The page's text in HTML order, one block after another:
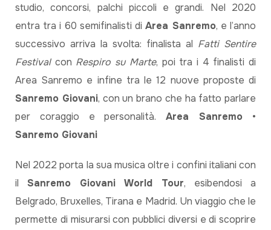
studio, concorsi, palchi piccoli e grandi. Nel 2020
entra tra i 60 semifinalisti diArea Sanremo, e l’anno
successivo arriva la svolta: finalista al Fatti Sentire
Festivalcon Respiro su Marte, poi tra i 4 finalisti di
Area Sanremo e infine tra le 12 nuove proposte di
Sanremo Giovani, con un brano che ha fatto parlare
per coraggio e personalità.Area Sanremo •
Sanremo Giovani
Nel 2022 porta la sua musica oltre i confini italiani con
il Sanremo Giovani World Tour, esibendosi a
Belgrado, Bruxelles, Tirana e Madrid. Un viaggio che le
permette di misurarsi con pubblici diversi e di scoprire